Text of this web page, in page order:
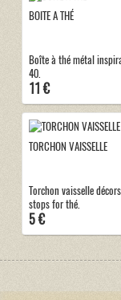
BOITE A THÉ
Boîte à thé métal
40.
11 €
TORCHON VAISSELLE
Torchon vaisselle
stops for thé.
5 €